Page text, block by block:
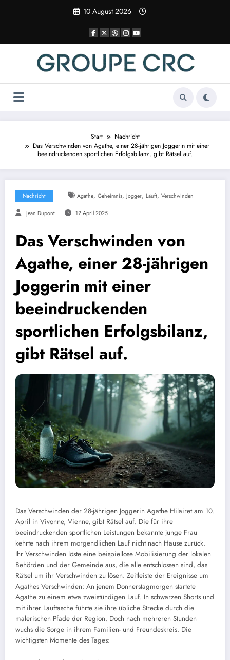
10 August 2026
Start
Nachricht
Das Verschwinden von Agathe, einer 28-jährigen Joggerin mit einer
beeindruckenden sportlichen Erfolgsbilanz, gibt Rätsel auf.
Nachricht Agathe, Geheimnis, Jogger, Läuft, Verschwinden
Jean Dupont 12 April 2025
Das Verschwinden von
Agathe, einer 28-jährigen
Joggerin mit einer
beeindruckenden
sportlichen Erfolgsbilanz,
gibt Rätsel auf.
Das Verschwinden der 28-jährigen Joggerin Agathe Hilairet am 10.
April in Vivonne, Vienne, gibt Rätsel auf. Die für ihre
beeindruckenden sportlichen Leistungen bekannte junge Frau
kehrte nach ihrem morgendlichen Lauf nicht nach Hause zurück.
Ihr Verschwinden löste eine beispiellose Mobilisierung der lokalen
Behörden und der Gemeinde aus, die alle entschlossen sind, das
Rätsel um ihr Verschwinden zu lösen. Zeitleiste der Ereignisse um
Agathes Verschwinden: An jenem Donnerstagmorgen startete
Agathe zu einem etwa zweistündigen Lauf. In schwarzen Shorts und
mit ihrer Lauftasche führte sie ihre übliche Strecke durch die
malerischen Pfade der Region. Doch nach mehreren Stunden
wuchs die Sorge in ihrem Familien- und Freundeskreis. Die
wichtigsten Momente des Tages: